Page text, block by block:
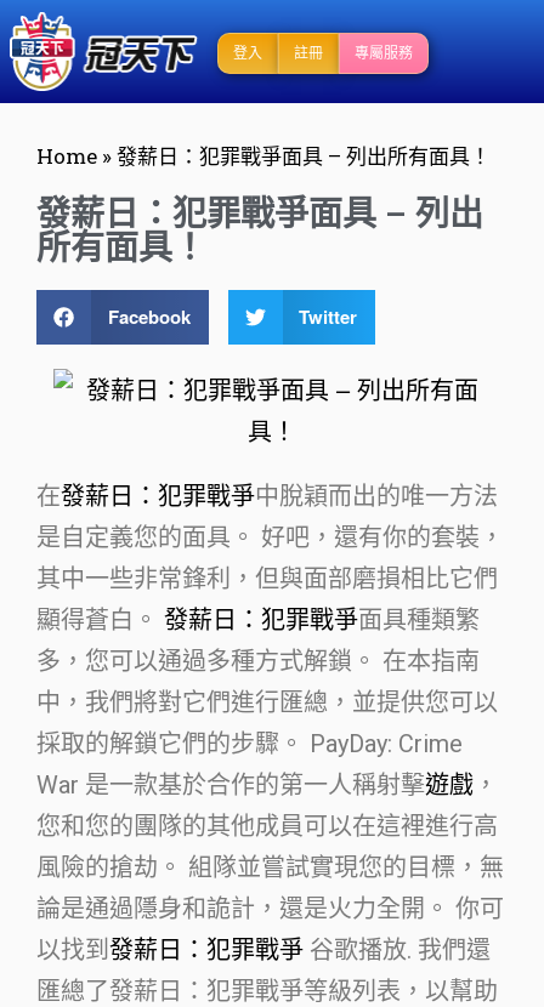
登入 註冊 專屬服務
Home »發薪日：犯罪戰爭面具 – 列出所有面具！
發薪日：犯罪戰爭面具 – 列出
所有面具！
Facebook Twitter
在發薪日：犯罪戰爭中脫穎而出的唯一方法
是自定義您的面具。 好吧，還有你的套裝，
其中一些非常鋒利，但與面部磨損相比它們
顯得蒼白。 發薪日：犯罪戰爭面具種類繁
多，您可以通過多種方式解鎖。 在本指南
中，我們將對它們進行匯總，並提供您可以
採取的解鎖它們的步驟。 PayDay: Crime
War 是一款基於合作的第一人稱射擊遊戲 ，
您和您的團隊的其他成員可以在這裡進行高
風險的搶​​劫。 組隊並嘗試實現您的目標，無
論是通過隱身和詭計，還是火力全開。 你可
以找到 發薪日：犯罪戰爭 谷歌播放. 我們還
匯總了發薪日：犯罪戰爭等級列表，以幫助